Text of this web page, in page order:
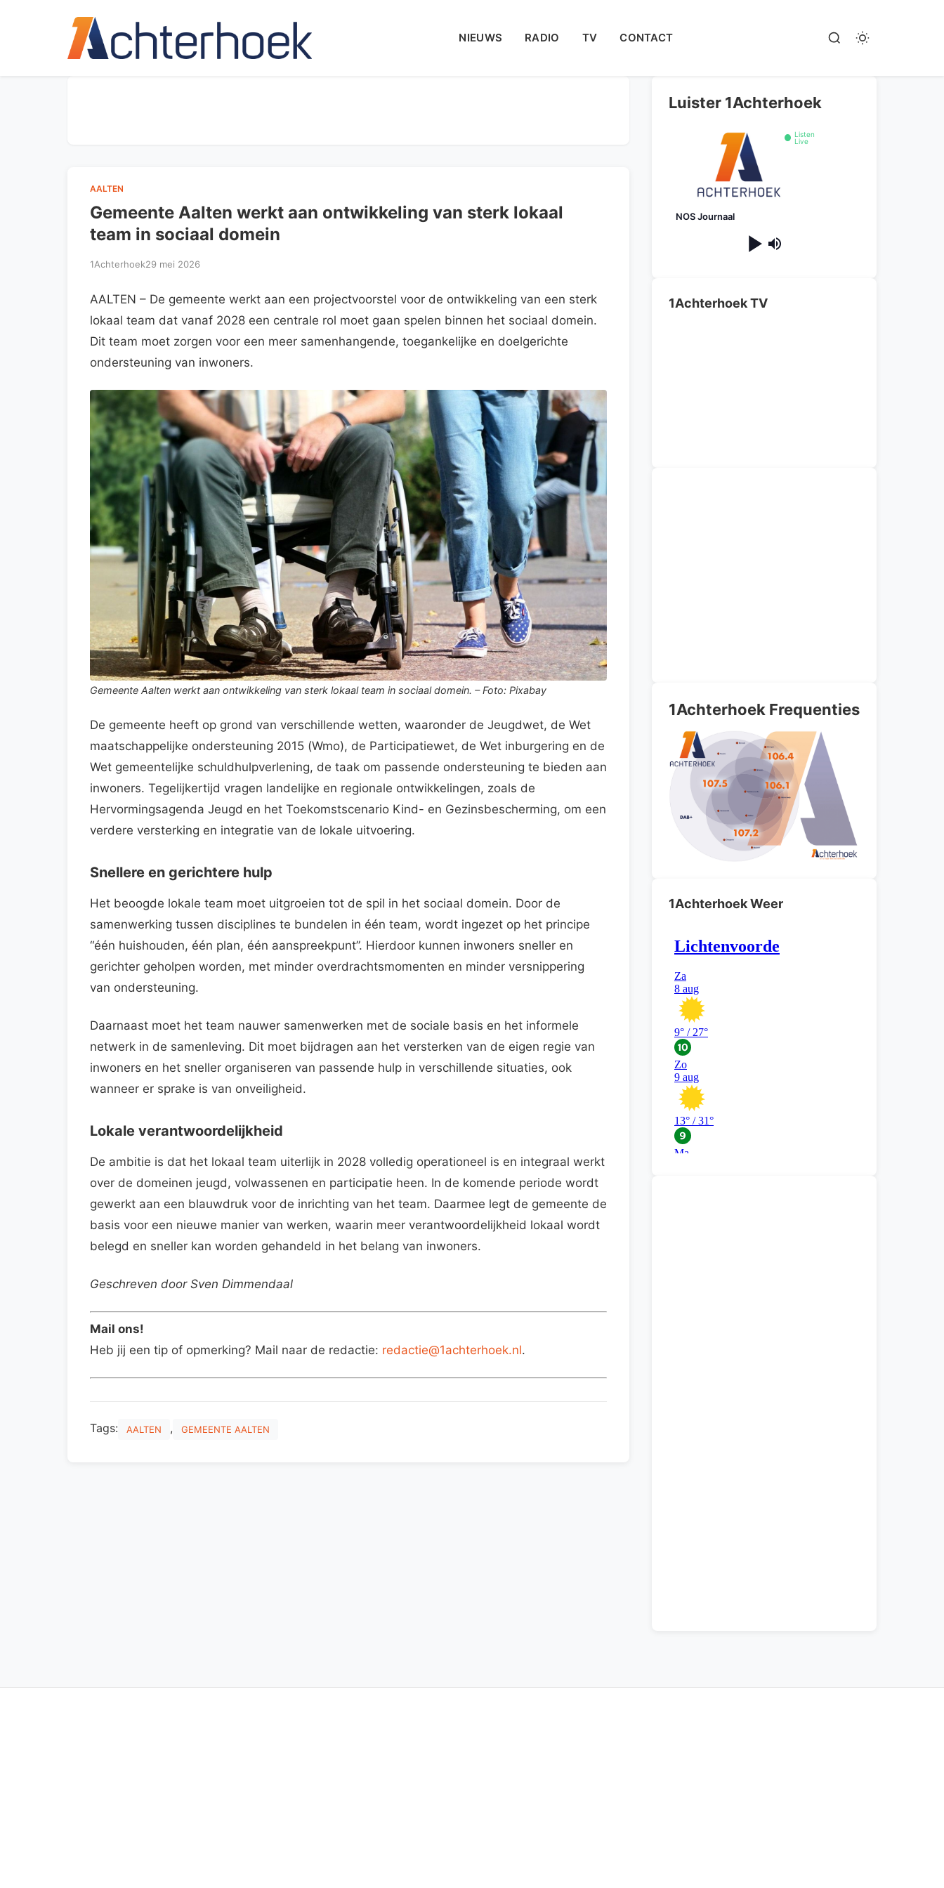
NIEUWS RADIO TV CONTACT
AALTEN
Gemeente Aalten werkt aan ontwikkeling van sterk lokaal
team in sociaal domein
1Achterhoek29 mei 2026
AALTEN – De gemeente werkt aan een projectvoorstel voor de ontwikkeling van een sterk
lokaal team dat vanaf 2028 een centrale rol moet gaan spelen binnen het sociaal domein.
Dit team moet zorgen voor een meer samenhangende, toegankelijke en doelgerichte
ondersteuning van inwoners.
Gemeente Aalten werkt aan ontwikkeling van sterk lokaal team in sociaal domein. – Foto: Pixabay
De gemeente heeft op grond van verschillende wetten, waaronder de Jeugdwet, de Wet
maatschappelijke ondersteuning 2015 (Wmo), de Participatiewet, de Wet inburgering en de
Wet gemeentelijke schuldhulpverlening, de taak om passende ondersteuning te bieden aan
inwoners. Tegelijkertijd vragen landelijke en regionale ontwikkelingen, zoals de
Hervormingsagenda Jeugd en het Toekomstscenario Kind- en Gezinsbescherming, om een
verdere versterking en integratie van de lokale uitvoering.
Snellere en gerichtere hulp
Het beoogde lokale team moet uitgroeien tot de spil in het sociaal domein. Door de
samenwerking tussen disciplines te bundelen in één team, wordt ingezet op het principe
“één huishouden, één plan, één aanspreekpunt”. Hierdoor kunnen inwoners sneller en
gerichter geholpen worden, met minder overdrachtsmomenten en minder versnippering
van ondersteuning.
Daarnaast moet het team nauwer samenwerken met de sociale basis en het informele
netwerk in de samenleving. Dit moet bijdragen aan het versterken van de eigen regie van
inwoners en het sneller organiseren van passende hulp in verschillende situaties, ook
wanneer er sprake is van onveiligheid.
Lokale verantwoordelijkheid
De ambitie is dat het lokaal team uiterlijk in 2028 volledig operationeel is en integraal werkt
over de domeinen jeugd, volwassenen en participatie heen. In de komende periode wordt
gewerkt aan een blauwdruk voor de inrichting van het team. Daarmee legt de gemeente de
basis voor een nieuwe manier van werken, waarin meer verantwoordelijkheid lokaal wordt
belegd en sneller kan worden gehandeld in het belang van inwoners.
Geschreven door Sven Dimmendaal
Mail ons!
Heb jij een tip of opmerking? Mail naar de redactie: redactie@1achterhoek.nl.
Tags: AALTEN , GEMEENTE AALTEN
Luister 1Achterhoek
Listen
Live
NOS Journaal
1Achterhoek TV
1Achterhoek Frequenties
1Achterhoek Weer